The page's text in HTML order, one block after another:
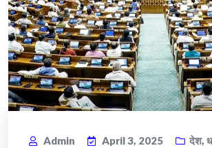
Admin April 3, 2025 देश,